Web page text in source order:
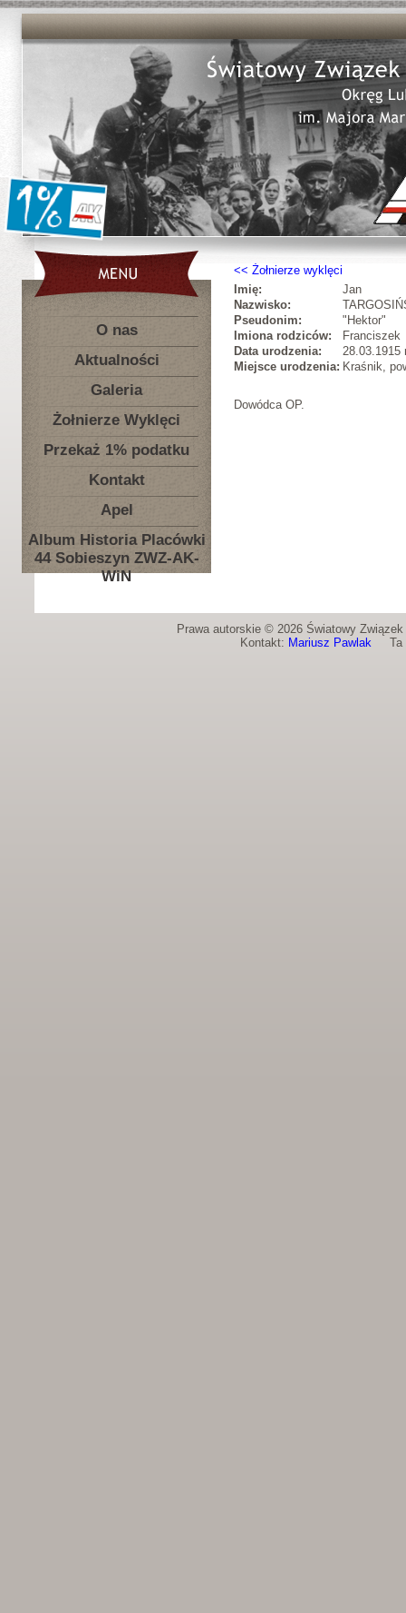
O nas
Aktualności
Galeria
Żołnierze Wyklęci
Przekaż 1% podatku
Kontakt
Apel
Album Historia Placówki
44 Sobieszyn ZWZ-AK-
WiN
Żołnierze wyklęci
Imię:
Jan
Nazwisko:
Pseudonim:
"Hektor"
Imiona rodziców:
Franciszek
Data urodzenia:
28.03.1915
Miejsce urodzenia: Kraśnik,
Dowódca OP.
Prawa autorskie © 2026 Światowy
Kontakt: Mariusz PawlakTa